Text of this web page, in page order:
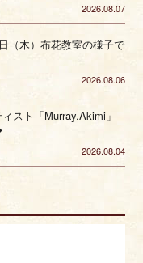
2026.08.07
木）布花教室の様子で
2026.08.06
スト「Murray.Akimi」
2026.08.04